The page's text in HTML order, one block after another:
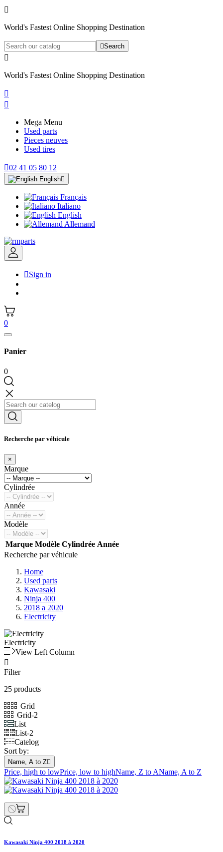

World's Fastest Online Shopping Destination
Search

World's Fastest Online Shopping Destination


Mega Menu
Used parts
Pieces neuves
Used tires
02 41 05 80 12
English
Français
Italiano
English
Allemand
Sign in
0
Panier
0
Recherche par véhicule
×
Marque
Cylindrée
Année
Modèle
Marque Modèle Cylindrée Année
Recherche par véhicule
Home
Used parts
Kawasaki
Ninja 400
2018 a 2020
Electricity
Electricity
View Left Column

Filter
25 products
Grid
Grid-2
List
List-2
Catelog
Sort by:
Name, A to Z
Price, high to lowPrice, low to highName, Z to AName, A to Z
Kawasaki Ninja 400 2018 à 2020